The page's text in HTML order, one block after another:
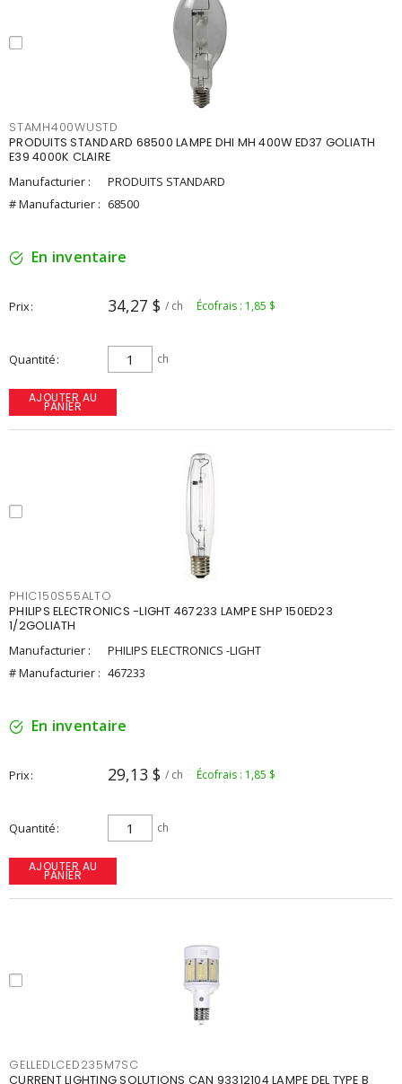
STAMH400WUSTD
PRODUITS STANDARD 68500 LAMPE DHI MH 400W ED37 GOLIATH
E39 4000K CLAIRE
Manufacturier :
PRODUITS STANDARD
# Manufacturier : 68500
En inventaire
Prix 34,27 $ / ch Écofrais : 1,85 $
Quantité ch
AJOUTER AU
PANIER
PHIC150S55ALTO
PHILIPS ELECTRONICS -LIGHT 467233 LAMPE SHP 150ED23
1/2GOLIATH
Manufacturier :
PHILIPS ELECTRONICS -LIGHT
# Manufacturier : 467233
En inventaire
Prix 29,13 $ / ch Écofrais : 1,85 $
Quantité ch
AJOUTER AU
PANIER
GELLEDLCED235M7SC
CURRENT LIGHTING SOLUTIONS CAN 93312104 LAMPE DEL TYPE B